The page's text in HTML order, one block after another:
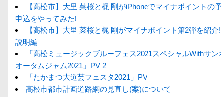
【高松市】大里 菜桜と梶 剛がiPhoneでマイナポイントの
申込をやってみた!
【高松市】大里 菜桜と梶 剛がマイナポイント第2弾を紹介
説明編
「高松ミュージックブルーフェス2021スペシャルWithサン
オータムジャム2021」PV 2
「たかまつ大道芸フェスタ2021」PV
高松市都市計画道路網の見直し(案)について